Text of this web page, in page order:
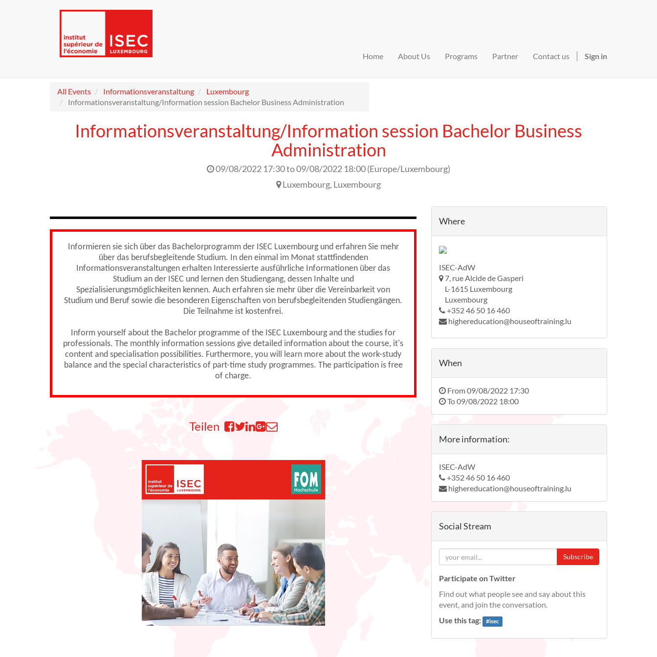
Home About Us Programs Partner Contact us Sign in
All Events Informationsveranstaltung
Luxembourg
Informationsveranstaltung/Information session Bachelor Business Administration
Informationsveranstaltung/Information session Bachelor Business
Administration
09/08/2022 17:30to09/08/2022 18:00(Europe/Luxembourg)
Luxembourg, Luxembourg
Informieren sie sich über das Bachelorprogramm der ISEC Luxembourg und erfahren Sie mehr
über das berufsbegleitende Studium. In den einmal im Monat stattfindenden
Informationsveranstaltungen erhalten Interessierte ausführliche Informationen über das
Studium an der ISEC und lernen den Studiengang, dessen Inhalte und
Spezialisierungsmöglichkeiten kennen. Auch erfahren sie mehr über die Vereinbarkeit von
Studium und Beruf sowie die besonderen Eigenschaften von berufsbegleitenden Studiengängen.
Die Teilnahme ist kostenfrei.
Inform yourself about the Bachelor programme of the ISEC Luxembourg and the studies for
professionals. The monthly information sessions give detailed information about the course, it's
content and specialisation possibilities. Furthermore, you will learn more about the work-study
balance and the special characteristics of part-time study programmes. The participation is free
of charge.
Teilen
Where
ISEC-AdW
7, rue Alcide de Gasperi
L-1615 Luxembourg
Luxembourg
+352 46 50 16 460
highereducation@houseoftraining.lu
When
From09/08/2022 17:30
To09/08/2022 18:00
More information:
ISEC-AdW
+352 46 50 16 460
highereducation@houseoftraining.lu
Social Stream
Subscribe
Participate on Twitter
Find out what people see and say about this
event, and join the conversation.
Use this tag:
#isec